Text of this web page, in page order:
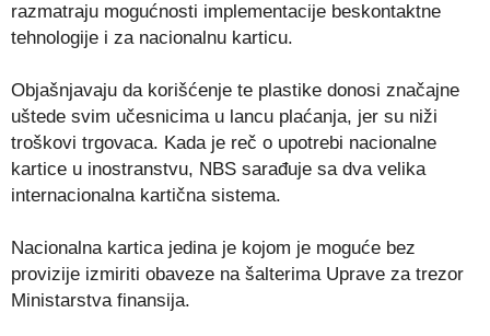
razmatraju mogućnosti implementacije beskontaktne
tehnologije i za nacionalnu karticu.
Objašnjavaju da korišćenje te plastike donosi značajne
uštede svim učesnicima u lancu plaćanja, jer su niži
troškovi trgovaca. Kada je reč o upotrebi nacionalne
kartice u inostranstvu, NBS sarađuje sa dva velika
internacionalna kartična sistema.
Nacionalna kartica jedina je kojom je moguće bez
provizije izmiriti obaveze na šalterima Uprave za trezor
Ministarstva finansija.